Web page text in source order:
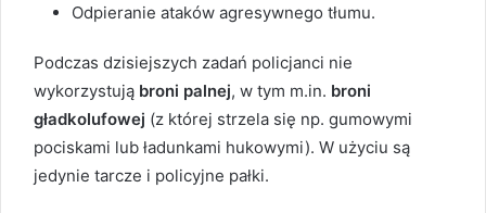
Odpieranie ataków agresywnego tłumu.
Podczas dzisiejszych zadań policjanci nie
wykorzystują broni palnej, w tym m.in. broni
gładkolufowej (z której strzela się np. gumowymi
pociskami lub ładunkami hukowymi). W użyciu są
jedynie tarcze i policyjne pałki.